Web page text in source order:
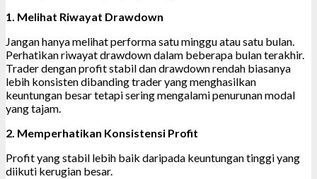
1. Melihat Riwayat Drawdown
Jangan hanya melihat performa satu minggu atau satu bulan.
Perhatikan riwayat drawdown dalam beberapa bulan terakhir.
Trader dengan profit stabil dan drawdown rendah biasanya
lebih konsisten dibanding trader yang menghasilkan
keuntungan besar tetapi sering mengalami penurunan modal
yang tajam.
2. Memperhatikan Konsistensi Profit
Profit yang stabil lebih baik daripada keuntungan tinggi yang
diikuti kerugian besar.